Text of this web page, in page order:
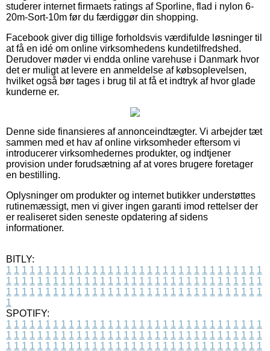
studerer internet firmaets ratings af Sporline, flad i nylon 6-
20m-Sort-10m før du færdiggør din shopping.
Facebook giver dig tillige forholdsvis værdifulde løsninger til
at få en idé om online virksomhedens kundetilfredshed.
Derudover møder vi endda online varehuse i Danmark hvor
det er muligt at levere en anmeldelse af købsoplevelsen,
hvilket også bør tages i brug til at få et indtryk af hvor glade
kunderne er.
Denne side finansieres af annonceindtægter. Vi arbejder tæt
sammen med et hav af online virksomheder eftersom vi
introducerer virksomhedernes produkter, og indtjener
provision under forudsætning af at vores brugere foretager
en bestilling.
Oplysninger om produkter og internet butikker understøttes
rutinemæssigt, men vi giver ingen garanti imod rettelser der
er realiseret siden seneste opdatering af sidens
informationer.
BITLY:
1 1 1 1 1 1 1 1 1 1 1 1 1 1 1 1 1 1 1 1 1 1 1 1 1 1 1 1 1 1 1 1 1
1 1 1 1 1 1 1 1 1 1 1 1 1 1 1 1 1 1 1 1 1 1 1 1 1 1 1 1 1 1 1 1 1
1 1 1 1 1 1 1 1 1 1 1 1 1 1 1 1 1 1 1 1 1 1 1 1 1 1 1 1 1 1 1 1 1
1
SPOTIFY:
1 1 1 1 1 1 1 1 1 1 1 1 1 1 1 1 1 1 1 1 1 1 1 1 1 1 1 1 1 1 1 1 1
1 1 1 1 1 1 1 1 1 1 1 1 1 1 1 1 1 1 1 1 1 1 1 1 1 1 1 1 1 1 1 1 1
1 1 1 1 1 1 1 1 1 1 1 1 1 1 1 1 1 1 1 1 1 1 1 1 1 1 1 1 1 1 1 1 1